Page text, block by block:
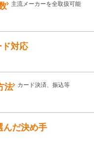
主流メーカーを全取扱可能
ド対応
法 カード決済、振込等
んだ決め手